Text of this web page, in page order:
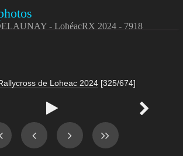
- LohéacRX 2024 - 7918
de Loheac 2024 [325/674]
 